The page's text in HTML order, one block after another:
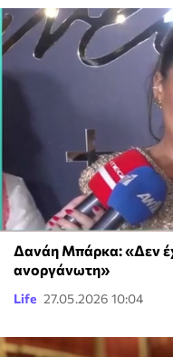
Δανάη Μπάρκα: «Δεν
ανοργάνωτη»
Life 27.05.2026 10:04